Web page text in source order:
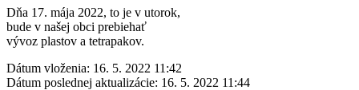
Dňa 17. mája 2022, to je v utorok,
bude v našej obci prebiehať
vývoz plastov a tetrapakov.
Dátum vloženia: 16. 5. 2022 11:42
Dátum poslednej aktualizácie: 16. 5. 2022 11:44